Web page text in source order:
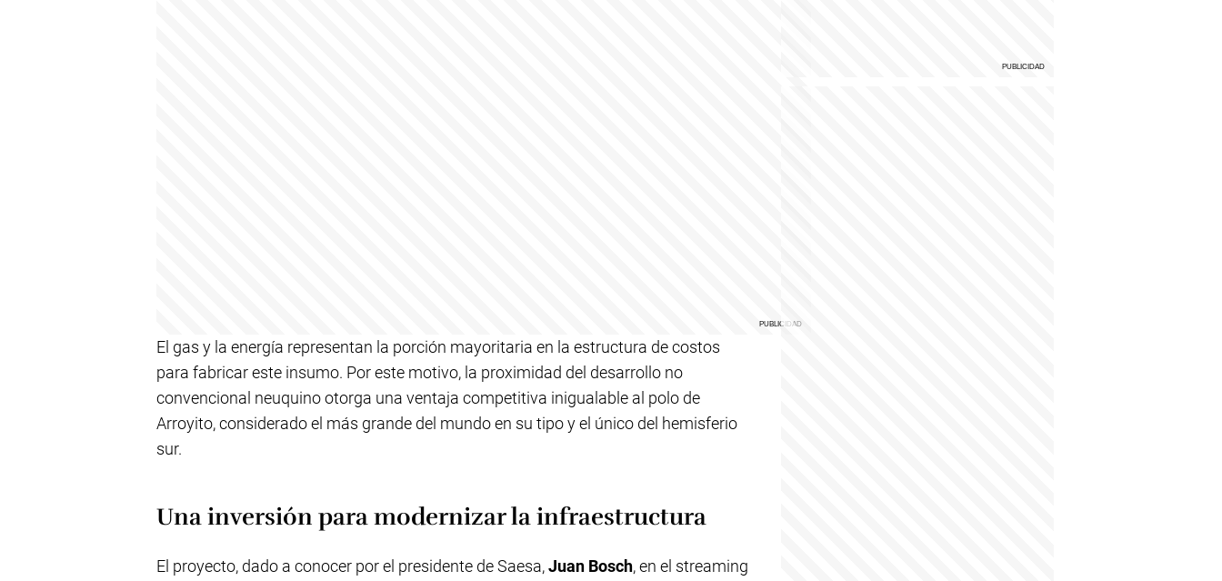
El gas y la energía representan la porción mayoritaria en la estructura de costos
para fabricar este insumo. Por este motivo, la proximidad del desarrollo no
convencional neuquino otorga una ventaja competitiva inigualable al polo de
Arroyito, considerado el más grande del mundo en su tipo y el único del hemisferio
sur.
Una inversión para modernizar la infraestructura
El proyecto, dado a conocer por el presidente de Saesa,Juan Bosch, en el streaming